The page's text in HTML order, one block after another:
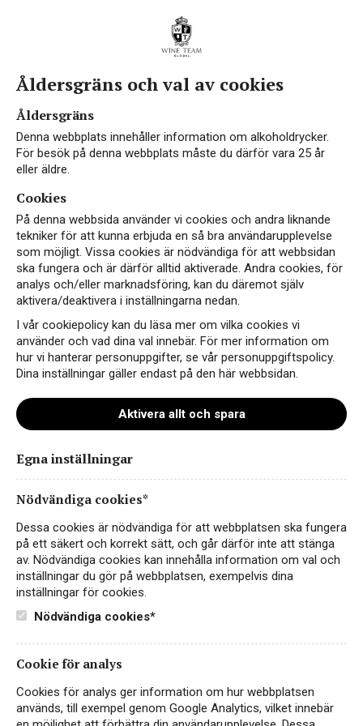
doppio-passo-bib_hemsida
Instagram
Facebook
Åldersgräns och val av cookies
Åldersgräns
Denna webbplats innehåller information om alkoholdrycker.
För besök på denna webbplats måste du därför vara 25 år
eller äldre.
Cookies
På denna webbsida använder vi cookies och andra liknande
tekniker för att kunna erbjuda en så bra användarupplevelse
som möjligt. Vissa cookies är nödvändiga för att webbsidan
ska fungera och är därför alltid aktiverade. Andra cookies, för
analys och/eller marknadsföring, kan du däremot själv
aktivera/deaktivera i inställningarna nedan.
I vår cookiepolicy kan du läsa mer om vilka cookies vi
använder och vad dina val innebär. För mer information om
hur vi hanterar personuppgifter, se vår personuppgiftspolicy.
Dina inställningar gäller endast på den här webbsidan.
Aktivera allt och spara
Egna inställningar
Nödvändiga cookies*
Dessa cookies är nödvändiga för att webbplatsen ska fungera
på ett säkert och korrekt sätt, och går därför inte att stänga
av. Nödvändiga cookies kan innehålla information om val och
inställningar du gör på webbplatsen, exempelvis dina
inställningar för cookies.
Nödvändiga cookies*
Cookie för analys
Cookies för analys ger information om hur webbplatsen
används, till exempel genom Google Analytics, vilket innebär